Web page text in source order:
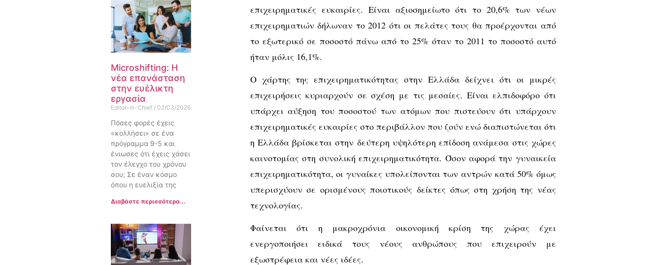
Microshifting: Η
νέα επανάσταση
στην ευέλικτη
εργασία
Editor-in-Chief 02/03/2026
Πόσες φορές έχεις
«κολλήσει» σε ένα
πρόγραμμα 9-5 και
ένιωσες ότι έχεις χάσει
τον έλεγχο του χρόνου
σου; Σε έναν κόσμο
όπου η ευελιξία της
Διαβάστε περισσότερα...
επιχειρηματικές ευκαιρίες. Είναι αξιοσημείωτο ότι το 20,6% των νέων
επιχειρηματιών δήλωναν το 2012 ότι οι πελάτες τους θα προέρχονται από
το εξωτερικό σε ποσοστό πάνω από το 25% όταν το 2011 το ποσοστό αυτό
ήταν μόλις 16,1%.
Ο χάρτης της επιχειρηματικότητας στην Ελλάδα δείχνει ότι οι μικρές
επιχειρήσεις κυριαρχούν σε σχέση με τις μεσαίες. Είναι ελπιδοφόρο ότι
υπάρχει αύξηση του ποσοστού των ατόμων που πιστεύουν ότι υπάρχουν
επιχειρηματικές ευκαιρίες στο περιβάλλον που ζούν ενώ διαπιστώνεται ότι
η Ελλάδα βρίσκεται στην δεύτερη υψηλότερη επίδοση ανάμεσα στις χώρες
καινοτομίας στη συνολική επιχειρηματικότητα. Όσον αφορά την γυναικεία
επιχειρηματικότητα, οι γυναίκες υπολείπονται των αντρών κατά 50% όμως
υπερισχύουν σε ορισμένους ποιοτικούς δείκτες όπως στη χρήση της νέας
τεχνολογίας.
Φαίνεται ότι η μακροχρόνια οικονομική κρίση της χώρας έχει
ενεργοποιήσει ειδικά τους νέους ανθρώπους που επιχειρούν με
εξωστρέφεια και νέες ιδέες.